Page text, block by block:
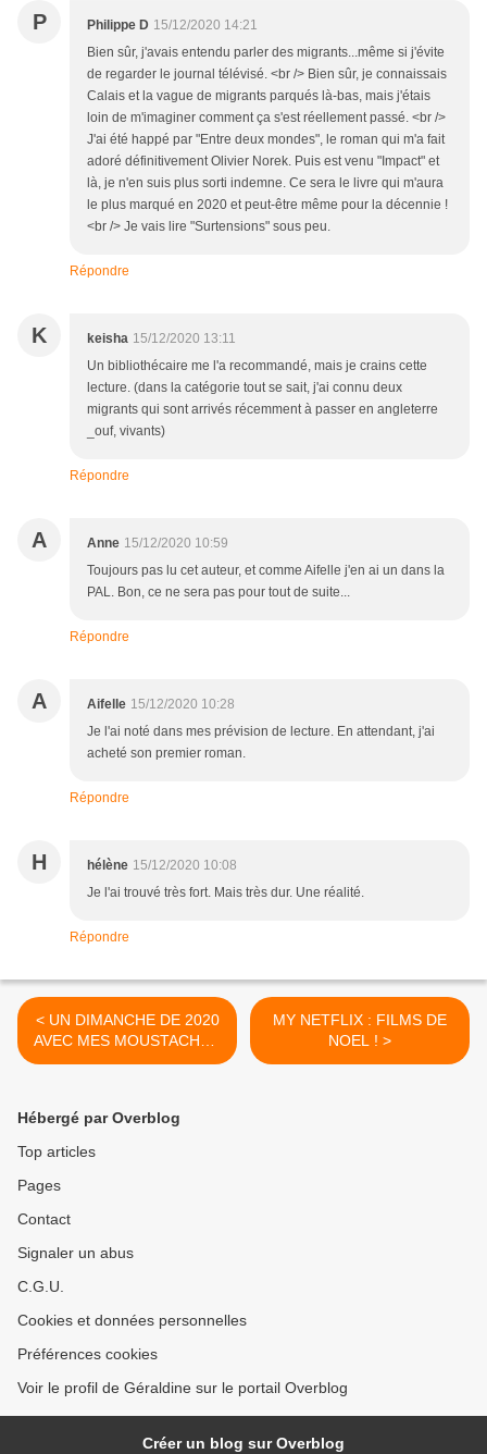
P Philippe D 15/12/2020 14:21
Bien sûr, j'avais entendu parler des migrants...même si j'évite
de regarder le journal télévisé. <br /> Bien sûr, je connaissais
Calais et la vague de migrants parqués là-bas, mais j'étais
loin de m'imaginer comment ça s'est réellement passé. <br />
J'ai été happé par "Entre deux mondes", le roman qui m'a fait
adoré définitivement Olivier Norek. Puis est venu "Impact" et
là, je n'en suis plus sorti indemne. Ce sera le livre qui m'aura
le plus marqué en 2020 et peut-être même pour la décennie !
<br /> Je vais lire "Surtensions" sous peu.
Répondre
K keisha 15/12/2020 13:11
Un bibliothécaire me l'a recommandé, mais je crains cette
lecture. (dans la catégorie tout se sait, j'ai connu deux
migrants qui sont arrivés récemment à passer en angleterre
_ouf, vivants)
Répondre
A Anne 15/12/2020 10:59
Toujours pas lu cet auteur, et comme Aifelle j'en ai un dans la
PAL. Bon, ce ne sera pas pour tout de suite...
Répondre
A Aifelle 15/12/2020 10:28
Je l'ai noté dans mes prévision de lecture. En attendant, j'ai
acheté son premier roman.
Répondre
H hélène 15/12/2020 10:08
Je l'ai trouvé très fort. Mais très dur. Une réalité.
Répondre
< UN DIMANCHE DE 2020
AVEC MES MOUSTACHUS
1
MY NETFLIX : FILMS DE
NOEL ! >
Hébergé par Overblog
Top articles
Pages
Contact
Signaler un abus
C.G.U.
Cookies et données personnelles
Préférences cookies
Voir le profil de Géraldine sur le portail Overblog
Créer un blog sur Overblog